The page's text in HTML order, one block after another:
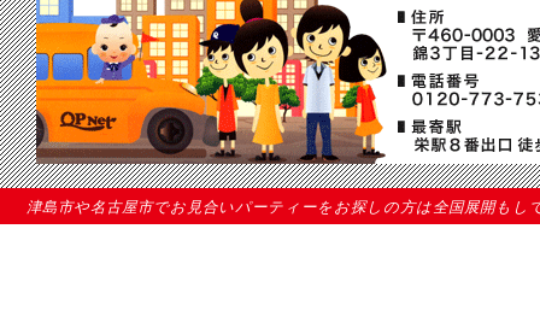
津島市や名古屋市でお見合いパーティーをお探しの方は全国展開も